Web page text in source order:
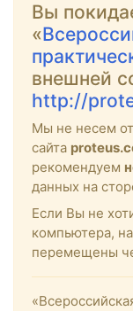
Вы
«
внешней
http://
Мы не несем
сайта
рекомендуем
данных на
Если Вы не
компьютера,
перемещены